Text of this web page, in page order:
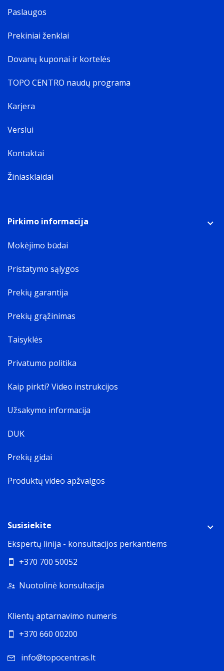
Paslaugos
Prekiniai ženklai
Dovanų kuponai ir kortelės
TOPO CENTRO naudų programa
Karjera
Verslui
Kontaktai
Žiniasklaidai
Pirkimo informacija
Mokėjimo būdai
Pristatymo sąlygos
Prekių garantija
Prekių grąžinimas
Taisyklės
Privatumo politika
Kaip pirkti? Video instrukcijos
Užsakymo informacija
DUK
Prekių gidai
Produktų video apžvalgos
Susisiekite
Ekspertų linija - konsultacijos perkantiems
+370 700 50052
Nuotolinė konsultacija
Klientų aptarnavimo numeris
+370 660 00200
info@topocentras.lt